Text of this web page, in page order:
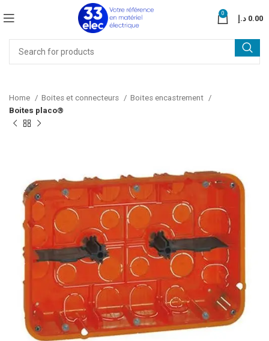
0
0.00 د.إ
Home Boites et connecteurs
Boites encastrement
Boites placo®